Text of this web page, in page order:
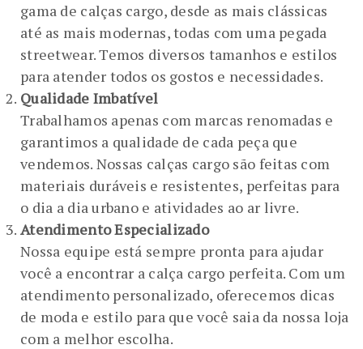
gama de calças cargo, desde as mais clássicas
até as mais modernas, todas com uma pegada
streetwear. Temos diversos tamanhos e estilos
para atender todos os gostos e necessidades.
Qualidade Imbatível
Trabalhamos apenas com marcas renomadas e
garantimos a qualidade de cada peça que
vendemos. Nossas calças cargo são feitas com
materiais duráveis e resistentes, perfeitas para
o dia a dia urbano e atividades ao ar livre.
Atendimento Especializado
Nossa equipe está sempre pronta para ajudar
você a encontrar a calça cargo perfeita. Com um
atendimento personalizado, oferecemos dicas
de moda e estilo para que você saia da nossa loja
com a melhor escolha.